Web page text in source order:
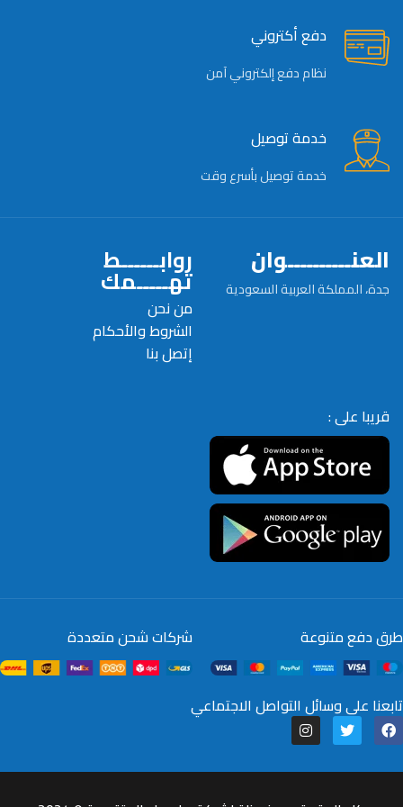
دفع أكتروني
نظام دفع إلكتروني آمن
خدمة توصيل
خدمة توصيل بأسرع وقت
العنــــــــــوان
جدة، المملكة العربية السعودية
روابــــــط
تهـــــمك
من نحن
الشروط والأحكام
إتصل بنا
قريبا على :
طرق دفع متنوعة شركات شحن متعددة
تابعنا على وسائل التواصل الاجتماعي